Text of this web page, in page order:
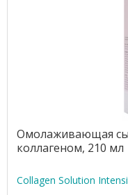
Омолаживающая
коллагеном, 210 мл
Collagen Solution